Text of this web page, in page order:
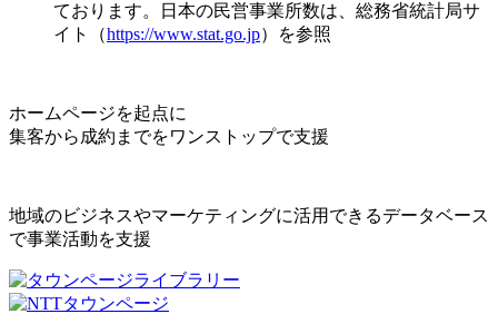
ております。日本の民営事業所数は、総務省統計局サ
イト（https://www.stat.go.jp）を参照
ホームページを起点に
集客から成約までをワンストップで支援
地域のビジネスやマーケティングに活用できるデータベース
で事業活動を支援